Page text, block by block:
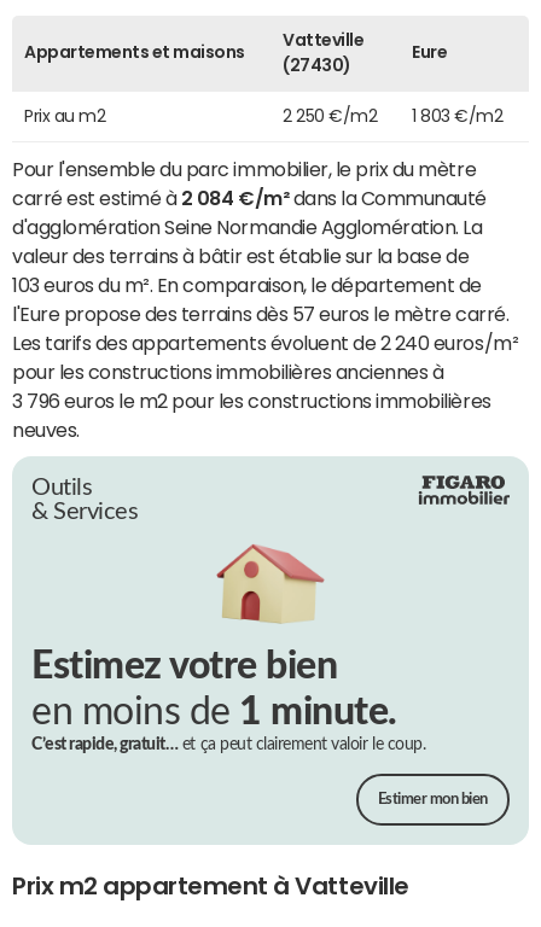
Appartements et maisons
Vatteville
(27430)
Eure
Prix au m2 2 250 €/m2 1 803 €/m2
Pour l'ensemble du parc immobilier, le prix du mètre
carré est estimé à 2 084 €/m²dans la Communauté
d'agglomération Seine Normandie Agglomération. La
valeur des terrains à bâtir est établie sur la base de
103 euros du m². En comparaison, le département de
l'Eure propose des terrains dès 57 euros le mètre carré.
Les tarifs des appartements évoluent de 2 240 euros/m²
pour les constructions immobilières anciennes à
3 796 euros le m2 pour les constructions immobilières
neuves.
Outils
& Services
Estimez votre bien
en moins de 1 minute.
C’est rapide, gratuit…et ça peut clairement valoir le coup.
Estimer mon bien
Prix m2 appartement à Vatteville